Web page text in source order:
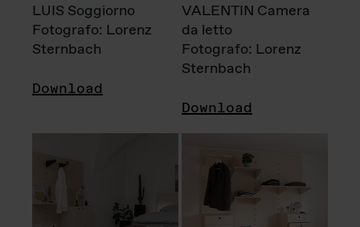
LUIS Soggiorno
Fotografo: Lorenz
Sternbach
Download
VALENTIN Camera
da letto
Fotografo: Lorenz
Sternbach
Download